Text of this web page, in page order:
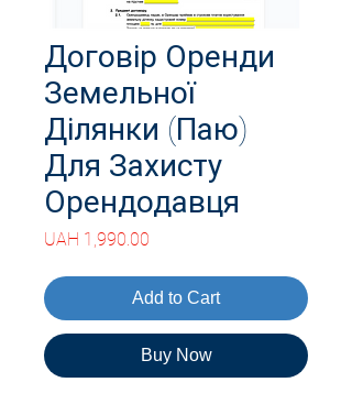
Договір Оренди
Земельної
Ділянки (Паю)
Для Захисту
Орендодавця
UAH 1,990.00
Add to Cart
Buy Now